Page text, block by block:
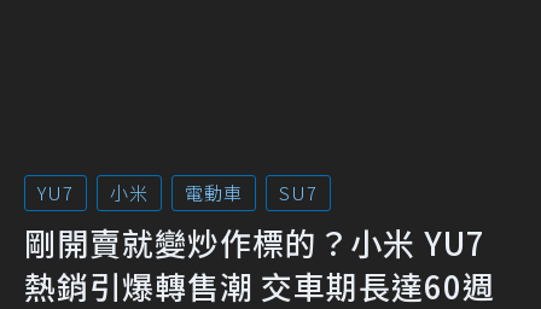
YU7 小米 電動車 SU7
剛開賣就變炒作標的？小米 YU7
熱銷引爆轉售潮 交車期長達60週